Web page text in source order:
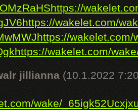
https://
https://wakelet.com/
https://wakelet.com/
https://wakelet.com/
jillianna (10.1.2022
wake/